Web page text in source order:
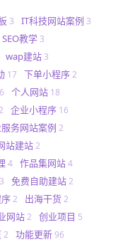
3 IT科技网站案例 3
SEO教学 3
wap建站 3
17 下单小程序2
个人网站 18
企业小程序 16
务网站案例 2
站建站2
4 作品集网站4
3 免费自助建站2
2 出海干货2
网站2 创业项目 5
2 功能更新96